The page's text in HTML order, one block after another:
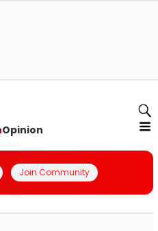
Opinion
Join Community